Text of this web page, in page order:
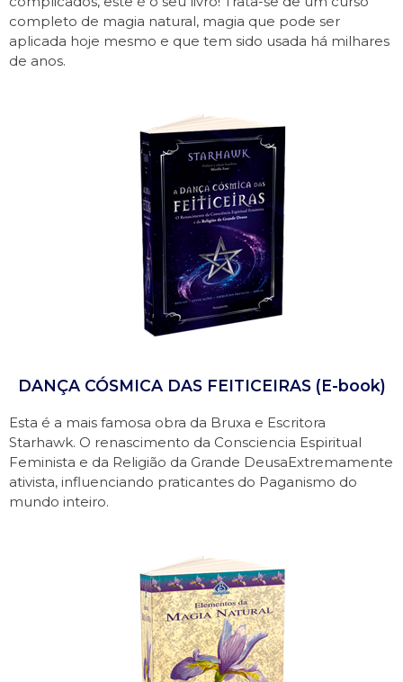
completo de magia natural, magia que pode ser
aplicada hoje mesmo e que tem sido usada há milhares
de anos.
DANÇA CÓSMICA DAS FEITICEIRAS (E-book)
Esta é a mais famosa obra da Bruxa e Escritora
Starhawk. O renascimento da Consciencia Espiritual
Feminista e da Religião da Grande DeusaExtremamente
ativista, influenciando praticantes do Paganismo do
mundo inteiro.